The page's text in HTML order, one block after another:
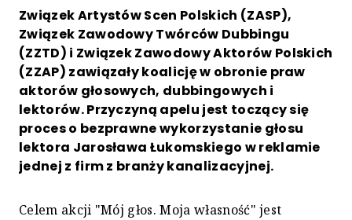
Związek Artystów Scen Polskich (ZASP),
Związek Zawodowy Twórców Dubbingu
(ZZTD) i Związek Zawodowy Aktorów Polskich
(ZZAP) zawiązały koalicję w obronie praw
aktorów głosowych, dubbingowych i
lektorów. Przyczyną apelu jest toczący się
proces o bezprawne wykorzystanie głosu
lektora Jarosława Łukomskiego w reklamie
jednej z firm z branży kanalizacyjnej.
Celem akcji "Mój głos. Moja własność" jest